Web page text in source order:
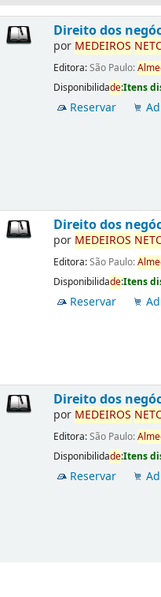
Direito dos
por MEDEIROS
Editora:São Paulo:
Disponibilidade:Itens
Reservar
Direito dos
por MEDEIROS
Editora:São Paulo:
Disponibilidade:Itens
Reservar
Direito dos
por MEDEIROS
Editora:São Paulo:
Disponibilidade:Itens
Reservar